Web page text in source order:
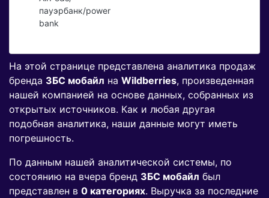
пауэрбанк/power
bank
На этой странице представлена аналитика продаж
бренда ЗБС мобайл на Wildberries, произведенная
нашей компанией на основе данных, собранных из
открытых источников. Как и любая другая
подобная аналитика, наши данные могут иметь
погрешность.
По данным нашей аналитической системы, по
состоянию на вчера бренд ЗБС мобайл был
представлен в 0 категориях. Выручка за последние